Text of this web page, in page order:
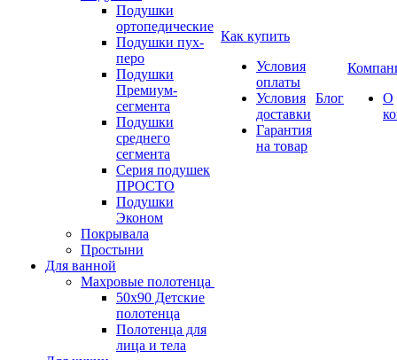
Подушки
ортопедические
Подушки пух-
перо
Подушки
Премиум-
сегмента
Подушки
среднего
сегмента
Серия подушек
ПРОСТО
Подушки
Эконом
Покрывала
Простыни
Для ванной
Махровые полотенца
50х90 Детские
полотенца
Полотенца для
лица и тела
Как купить
Условия
оплаты
Условия
доставки
Гарантия
на товар
Блог
О